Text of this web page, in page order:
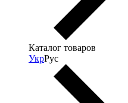
Каталог товаров
УкрРус